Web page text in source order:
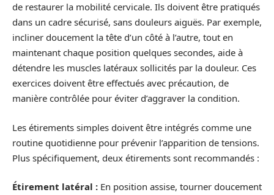
de restaurer la mobilité cervicale. Ils doivent être pratiqués
dans un cadre sécurisé, sans douleurs aiguës. Par exemple,
incliner doucement la tête d’un côté à l’autre, tout en
maintenant chaque position quelques secondes, aide à
détendre les muscles latéraux sollicités par la douleur. Ces
exercices doivent être effectués avec précaution, de
manière contrôlée pour éviter d’aggraver la condition.
Les étirements simples doivent être intégrés comme une
routine quotidienne pour prévenir l’apparition de tensions.
Plus spécifiquement, deux étirements sont recommandés :
Étirement latéral : En position assise, tourner doucement